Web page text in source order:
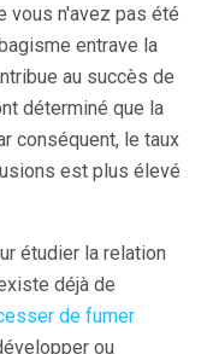
vous n'avez pas été
entrave la
au succès de
déterminé que la
conséquent, le taux
est plus élevé
étudier la relation
déjà de
de fumer
ou